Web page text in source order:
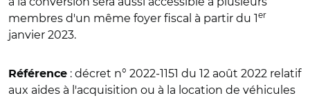
membres d'un même foyer fiscal à partir du 1er
janvier 2023.
Référence : décret n° 2022-1151 du 12 août 2022 relatif
aux aides à l'acquisition ou à la location de véhicules